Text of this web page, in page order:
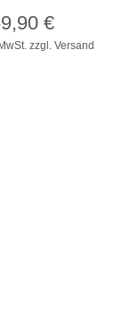
zzgl. Versand
€